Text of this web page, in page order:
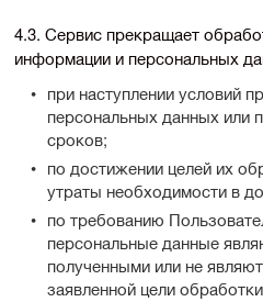
4.3. Сервис прекращает
информации и персональных
при наступлении условий
персональных данных или
сроков;
по достижении целей их
утраты необходимости в
по требованию
персональные данные
полученными или не
заявленной цели